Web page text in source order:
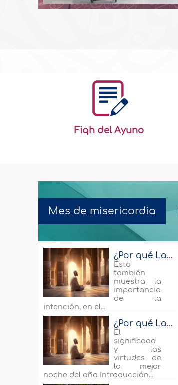
Fiqh del Ayuno
Mes de misericordia
¿Por qué Lailatul Qadr? (parte 4 de 4)
Esto
también
muestra la
importancia
de la
intención, en el...
¿Por qué Lailatul Qadr? (parte 1 de 4)
El
significado
y las
virtudes de
la mejor
noche del año Introducción...